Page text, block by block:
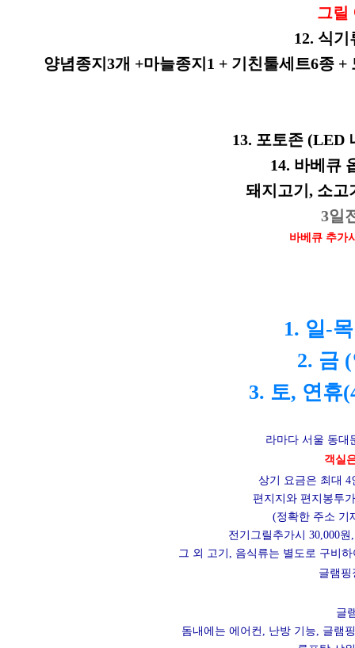
그릴
12. 식
양념종지3개 +마늘종지1 + 기친툴세트6종 +
13. 포토존 (LED
14. 바베큐
돼지고기, 소고
3일
바베큐 추가
1. 일-
2. 금
3. 토, 연휴
라마다 서울 동대
객실
상기 요금은 최대
편지지와 편지봉투
(정확한 주소 기
전기그릴추가시 30,000
그 외 고기, 음식류는 별도로 구비
글램
글
돔내에는 에어컨, 난방 기능, 글램